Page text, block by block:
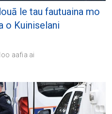
le tau fautuaina mo
o Kuiniselani
aafia ai